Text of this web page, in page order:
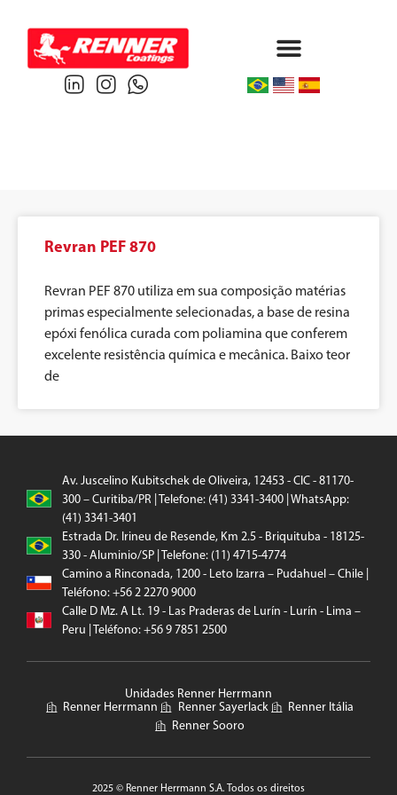
Revran PEF 870
Revran PEF 870 utiliza em sua composição matérias
primas especialmente selecionadas, a base de resina
epóxi fenólica curada com poliamina que conferem
excelente resistência química e mecânica. Baixo teor
de
Av. Juscelino Kubitschek de Oliveira, 12453 - CIC - 81170-
300 – Curitiba/PR | Telefone: (41) 3341-3400 | WhatsApp:
(41) 3341-3401
Estrada Dr. Irineu de Resende, Km 2.5 - Briquituba - 18125-
330 - Aluminio/SP | Telefone: (11) 4715-4774
Camino a Rinconada, 1200 - Leto Izarra – Pudahuel – Chile |
Teléfono: +56 2 2270 9000
Calle D Mz. A Lt. 19 - Las Praderas de Lurín - Lurín - Lima –
Peru | Teléfono: +56 9 7851 2500
Unidades Renner Herrmann
Renner Herrmann
Renner Sayerlack
Renner Itália
Renner Sooro
2025 © Renner Herrmann S.A. Todos os direitos